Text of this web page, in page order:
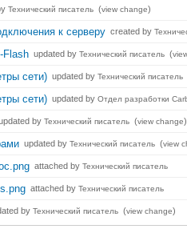
Технический писатель (view change)
к серверу created by
Flash updated by Технический писатель (
сети) updated by Технический писатель
сети) updated by Отдел разработки
by Технический писатель (view change)
updated by Технический писатель (view
attached by Технический писатель
attached by Технический писатель
by Технический писатель (view change)